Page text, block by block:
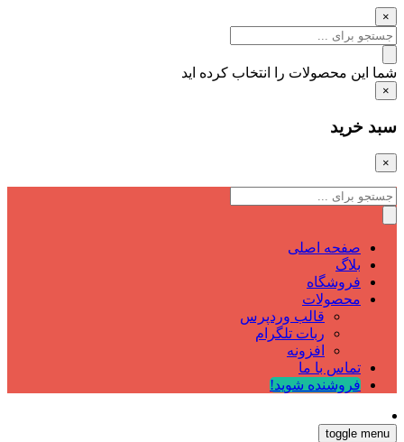
×
شما این محصولات را انتخاب کرده اید
×
سبد خرید
×
صفحه اصلی
بلاگ
فروشگاه
محصولات
قالب وردپرس
ربات تلگرام
افزونه
تماس با ما
فروشنده شوید!
toggle menu